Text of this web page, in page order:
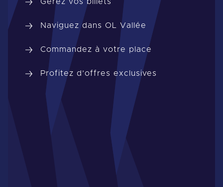
Naviguez dans OL Vallée
Commandez à votre place
Profitez d’offres exclusives